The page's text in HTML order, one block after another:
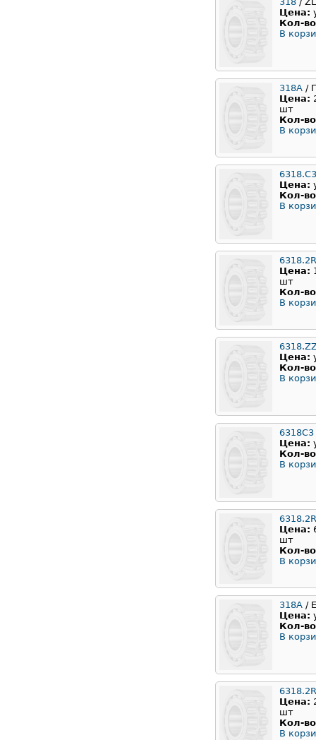
Цена:
Кол-
В
318А /
Цена:
шт
Кол-
В
6318.С3
Цена:
Кол-
В
Цена:
шт
Кол-
В
Цена:
Кол-
В
6318C3
Цена:
Кол-
В
Цена:
шт
Кол-
В
318А /
Цена:
Кол-
В
Цена:
шт
Кол-
В